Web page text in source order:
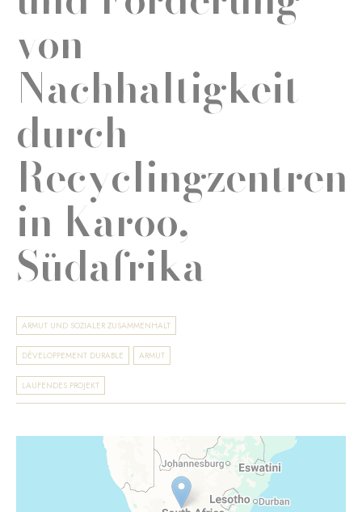
von
Nachhaltigkeit
durch
Recyclingzentren
in Karoo,
Südafrika
ARMUT UND SOZIALER ZUSAMMENHALT
DÉVELOPPEMENT DURABLE ARMUT
LAUFENDES PROJEKT